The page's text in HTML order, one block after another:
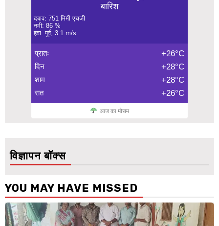
बारिश
दबाव: 751 मिमी एचजी
नमी: 86 %
हवा: पूर्व, 3.1 m/s
प्रातः +26°C
दिन +28°C
शाम +28°C
रात +26°C
आज का मौसम
विज्ञापन बॉक्स
YOU MAY HAVE MISSED